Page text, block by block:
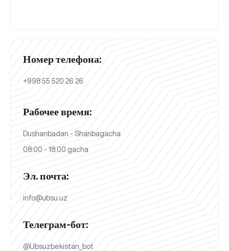
Номер телефона:
+998 55 520 26 26
Рабочее время:
Dushanbadan - Shanbagacha
08:00 - 18:00 gacha
Эл. почта:
info@ubsu.uz
Телеграм-бот:
@Ubsuzbekistan_bot